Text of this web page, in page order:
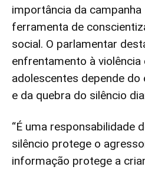
importância da
ferramenta de
social. O parlamentar
enfrentamento à
adolescentes depende
e da quebra do silêncio
“É uma responsabilidade
silêncio protege o
informação protege a